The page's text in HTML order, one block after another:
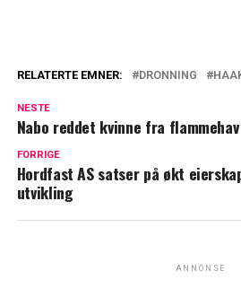
RELATERTE EMNER: DRONNING
NESTE
Nabo reddet kvinne fra flammehav
FORRIGE
Hordfast AS satser på økt
utvikling
ANNONSE